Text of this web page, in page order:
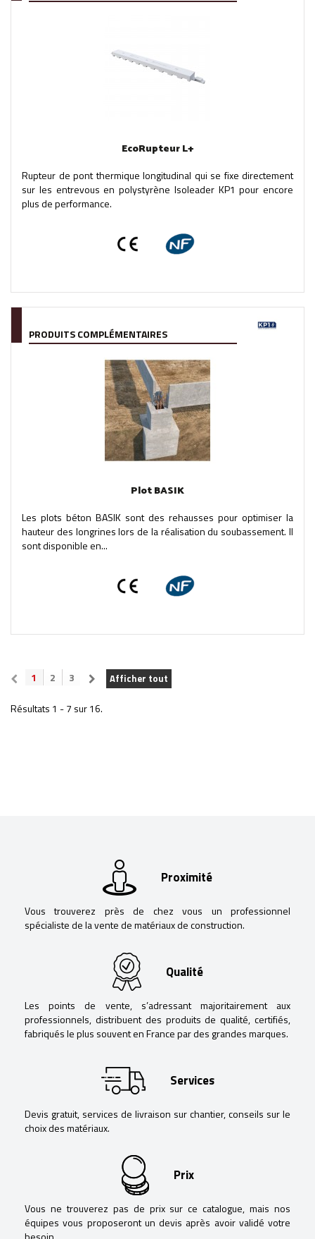
EcoRupteur L+
Rupteur de pont thermique longitudinal qui se fixe directement
sur les entrevous en polystyrène Isoleader KP1 pour encore
plus de performance.
PRODUITS COMPLÉMENTAIRES
Plot BASIK
Les plots béton BASIK sont des rehausses pour optimiser la
hauteur des longrines lors de la réalisation du soubassement. Il
sont disponible en...
Afficher tout
1 2 3
Résultats 1 - 7 sur 16.
Proximité
Vous trouverez près de chez vous un professionnel
spécialiste de la vente de matériaux de construction.
Qualité
Les points de vente, s’adressant majoritairement aux
professionnels, distribuent des produits de qualité, certifiés,
fabriqués le plus souvent en France par des grandes marques.
Services
Devis gratuit, services de livraison sur chantier, conseils sur le
choix des matériaux.
Prix
Vous ne trouverez pas de prix sur ce catalogue, mais nos
équipes vous proposeront un devis après avoir validé votre